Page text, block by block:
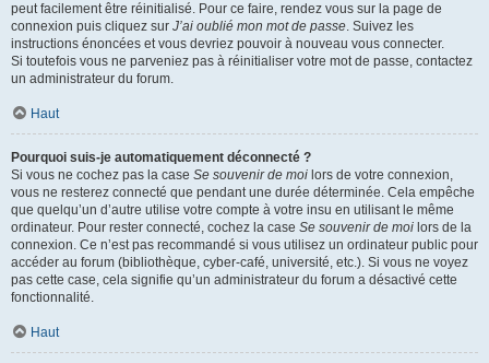
peut facilement être réinitialisé. Pour ce faire, rendez vous sur la page de
connexion puis cliquez sur J’ai oublié mon mot de passe. Suivez les
instructions énoncées et vous devriez pouvoir à nouveau vous connecter.
Si toutefois vous ne parveniez pas à réinitialiser votre mot de passe, contactez
un administrateur du forum.
Haut
Pourquoi suis-je automatiquement déconnecté ?
Si vous ne cochez pas la case Se souvenir de moi lors de votre connexion,
vous ne resterez connecté que pendant une durée déterminée. Cela empêche
que quelqu’un d’autre utilise votre compte à votre insu en utilisant le même
ordinateur. Pour rester connecté, cochez la case Se souvenir de moi lors de la
connexion. Ce n’est pas recommandé si vous utilisez un ordinateur public pour
accéder au forum (bibliothèque, cyber-café, université, etc.). Si vous ne voyez
pas cette case, cela signifie qu’un administrateur du forum a désactivé cette
fonctionnalité.
Haut